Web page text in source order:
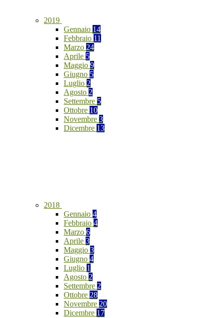
2019
Gennaio 14
Febbraio 11
Marzo 24
Aprile 5
Maggio 9
Giugno 5
Luglio 2
Agosto 2
Settembre 5
Ottobre 10
Novembre 3
Dicembre 13
2018
Gennaio 4
Febbraio 4
Marzo 6
Aprile 3
Maggio 3
Giugno 4
Luglio 1
Agosto 2
Settembre 2
Ottobre 28
Novembre 20
Dicembre 17